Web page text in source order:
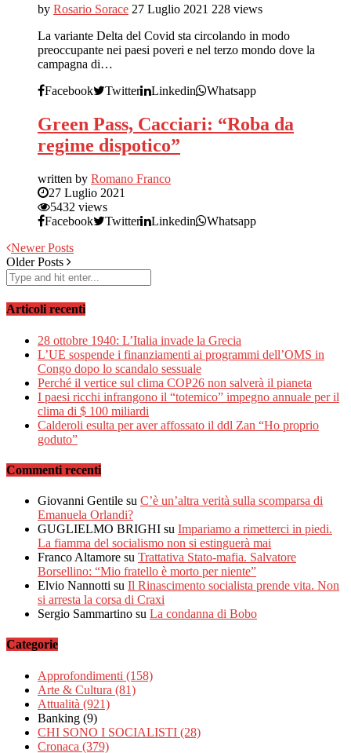
by Rosario Sorace 27 Luglio 2021 228 views
La variante Delta del Covid sta circolando in modo
preoccupante nei paesi poveri e nel terzo mondo dove la
campagna di…
Facebook
Twitter Linkedin Whatsapp
Green Pass, Cacciari: “Roba da
regime dispotico”
written by Romano Franco
27 Luglio 2021
5432 views
Facebook
Twitter Linkedin
Whatsapp
Newer Posts
Older Posts
Articoli recenti
28 ottobre 1940: L’Italia invade la Grecia
L’UE sospende i finanziamenti ai programmi dell’OMS in
Congo dopo lo scandalo sessuale
Perché il vertice sul clima COP26 non salverà il pianeta
I paesi ricchi infrangono il “totemico” impegno annuale per il
clima di $ 100 miliardi
Calderoli esulta per aver affossato il ddl Zan “Ho proprio
goduto”
Commenti recenti
Giovanni Gentile su C’è un’altra verità sulla scomparsa di
Emanuela Orlandi?
GUGLIELMO BRIGHI su Impariamo a rimetterci in piedi.
La fiamma del socialismo non si estinguerà mai
Franco Altamore su Trattativa Stato-mafia. Salvatore
Borsellino: “Mio fratello è morto per niente”
Elvio Nannotti su Il Rinascimento socialista prende vita. Non
si arresta la corsa di Craxi
Sergio Sammartino su La condanna di Bobo
Categorie
Approfondimenti (158)
Arte & Cultura (81)
Attualità (921)
Banking (9)
CHI SONO I SOCIALISTI (28)
Cronaca (379)